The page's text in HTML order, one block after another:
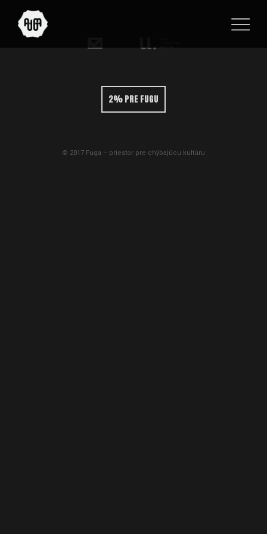
2% PRE FUGU
© 2017 Fuga – priestor pre chýbajúcu kultúru